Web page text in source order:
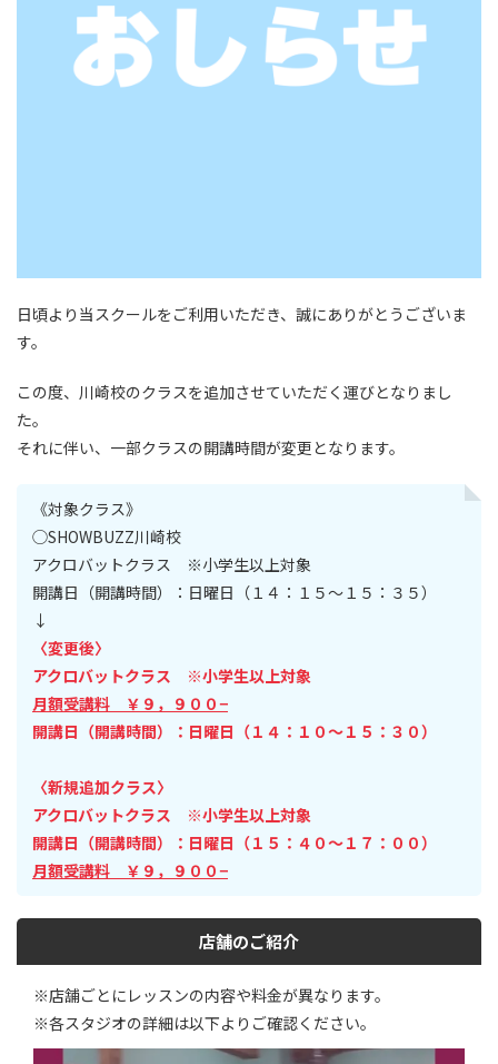
日頃より当スクールをご利用いただき、誠にありがとうございま
す。
この度、川崎校のクラスを追加させていただく運びとなりまし
た。
それに伴い、一部クラスの開講時間が変更となります。
《対象クラス》
◯SHOWBUZZ川崎校
アクロバットクラス ※小学生以上対象
開講日（開講時間）：日曜日（１４：１５〜１５：３５）
↓
〈変更後〉
アクロバットクラス ※小学生以上対象
月額受講料 ￥９，９００−
開講日（開講時間）：日曜日（１４：１０〜１５：３０）
〈新規追加クラス〉
アクロバットクラス ※小学生以上対象
開講日（開講時間）：日曜日（１５：４０〜１７：００）
月額受講料 ￥９，９００−
店舗のご紹介
※店舗ごとにレッスンの内容や料金が異なります。
※各スタジオの詳細は以下よりご確認ください。